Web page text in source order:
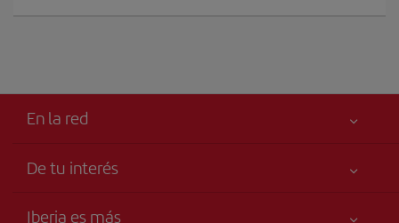
En la red
De tu interés
Iberia es más